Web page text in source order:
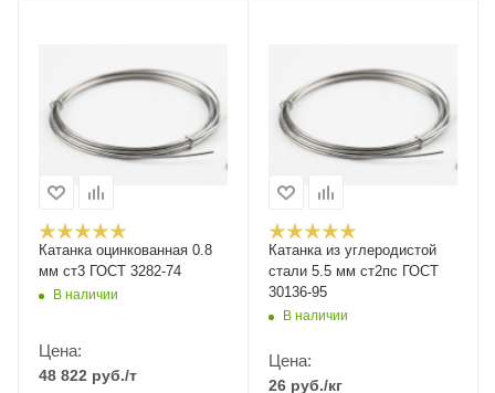
Катанка оцинкованная 0.8
мм ст3 ГОСТ 3282-74
В наличии
Цена:
48 822 руб./т
Катанка из углеродистой
стали 5.5 мм ст2пс ГОСТ
30136-95
В наличии
Цена:
26 руб./кг